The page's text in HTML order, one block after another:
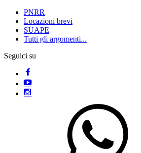
PNRR
Locazioni brevi
SUAPE
Tutti gli argomenti...
Seguici su